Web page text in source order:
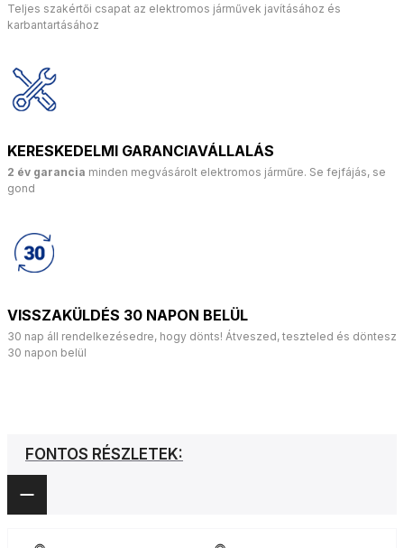
Teljes szakértői csapat az elektromos járművek javításához és
karbantartásához
KERESKEDELMI GARANCIAVÁLLALÁS
2 év garancia minden megvásárolt elektromos járműre. Se fejfájás, se
gond
VISSZAKÜLDÉS 30 NAPON BELÜL
30 nap áll rendelkezésedre, hogy dönts! Átveszed, teszteled és döntesz
30 napon belül
FONTOS RÉSZLETEK: